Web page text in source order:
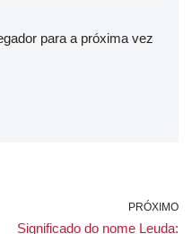
para a próxima vez
PRÓXIMO
Significado do nome Leuda: